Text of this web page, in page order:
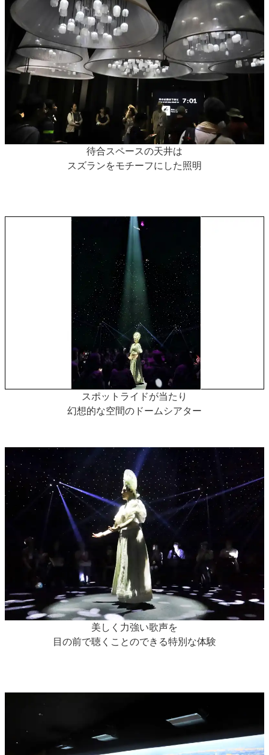
待合スペースの天井は
スズランをモチーフにした照明
スポットライドが当たり
幻想的な空間のドームシアター
美しく力強い歌声を
目の前で聴くことのできる特別な体験